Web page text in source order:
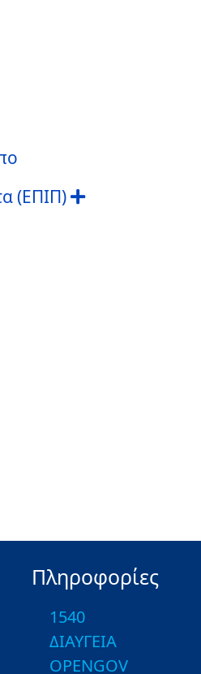
(ΕΠΙΠ)
Πληροφορίες
1540
ΔΙΑΥΓΕΙΑ
OPENGOV